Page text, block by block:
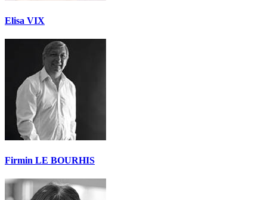
Elisa VIX
Firmin LE BOURHIS